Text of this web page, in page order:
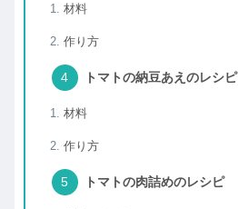
材料
作り方
トマトの納豆あえのレシピ
材料
作り方
トマトの肉詰めのレシピ